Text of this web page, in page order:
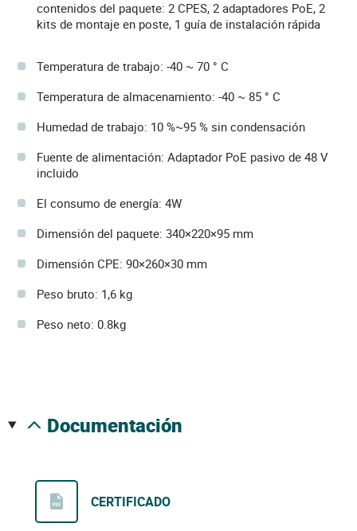
contenidos del paquete: 2 CPES, 2 adaptadores PoE, 2
kits de montaje en poste, 1 guía de instalación rápida
Temperatura de trabajo: -40 ~ 70 ° C
Temperatura de almacenamiento: -40 ~ 85 ° C
Humedad de trabajo: 10 %~95 % sin condensación
Fuente de alimentación: Adaptador PoE pasivo de 48 V
incluido
El consumo de energía: 4W
Dimensión del paquete: 340×220×95 mm
Dimensión CPE: 90×260×30 mm
Peso bruto: 1,6 kg
Peso neto: 0.8kg
documentación
CERTIFICADO